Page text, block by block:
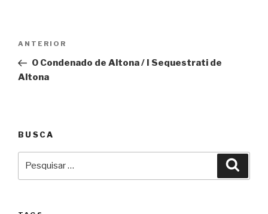
Post
Anterior
ANTERIOR
O Condenado de Altona / I Sequestrati de
Altona
BUSCA